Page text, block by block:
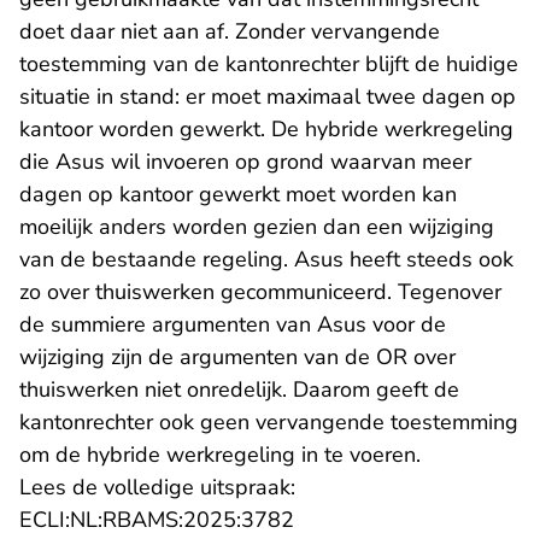
doet daar niet aan af. Zonder vervangende
toestemming van de kantonrechter blijft de huidige
situatie in stand: er moet maximaal twee dagen op
kantoor worden gewerkt. De hybride werkregeling
die Asus wil invoeren op grond waarvan meer
dagen op kantoor gewerkt moet worden kan
moeilijk anders worden gezien dan een wijziging
van de bestaande regeling. Asus heeft steeds ook
zo over thuiswerken gecommuniceerd. Tegenover
de summiere argumenten van Asus voor de
wijziging zijn de argumenten van de OR over
thuiswerken niet onredelijk. Daarom geeft de
kantonrechter ook geen vervangende toestemming
om de hybride werkregeling in te voeren.
Lees de volledige uitspraak:
ECLI:NL:RBAMS:2025:3782